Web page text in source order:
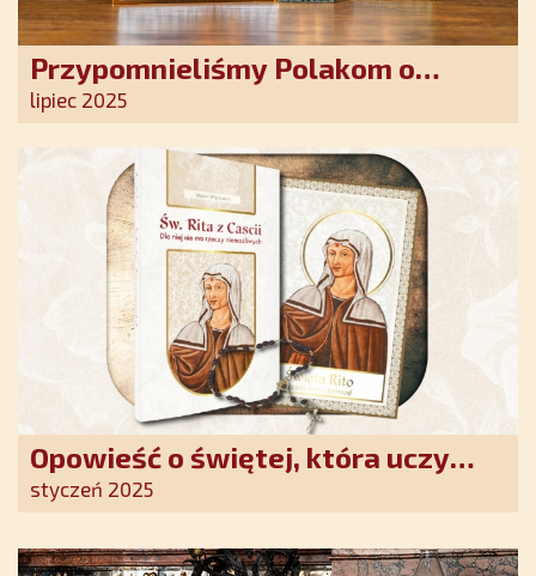
Przypomnieliśmy Polakom o
obecności Anioła Stróża!
lipiec 2025
Opowieść o świętej, która uczy
szczerego oddania się Bogu.
nadziei w XXI wieku
styczeń 2025